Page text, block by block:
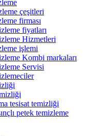
çeşitleri
firması
fiyatları
Hizmetleri
işlemi
Kombi markaları
Servisi
tesisat temizliği
petek temizleme